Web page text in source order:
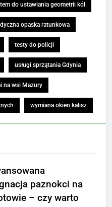
paznokci na
– czy warto
do ustawiania geometrii kół
opaska ratunkowa
testy do policji
usługi sprzątania Gdynia
na wsi Mazury
wymiana okien kalisz